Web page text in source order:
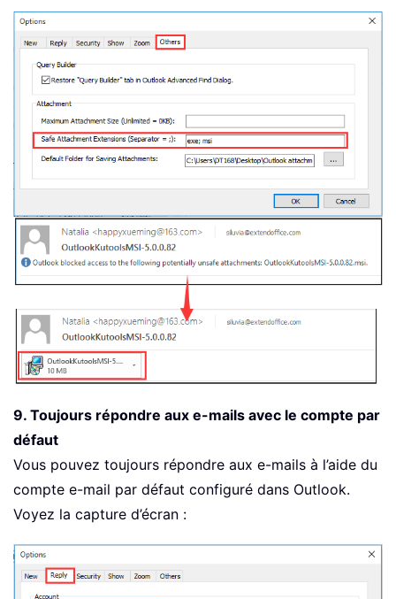
9. Toujours répondre aux e-mails avec le compte par
défaut
Vous pouvez toujours répondre aux e-mails à l’aide du
compte e-mail par défaut configuré dans Outlook.
Voyez la capture d’écran :